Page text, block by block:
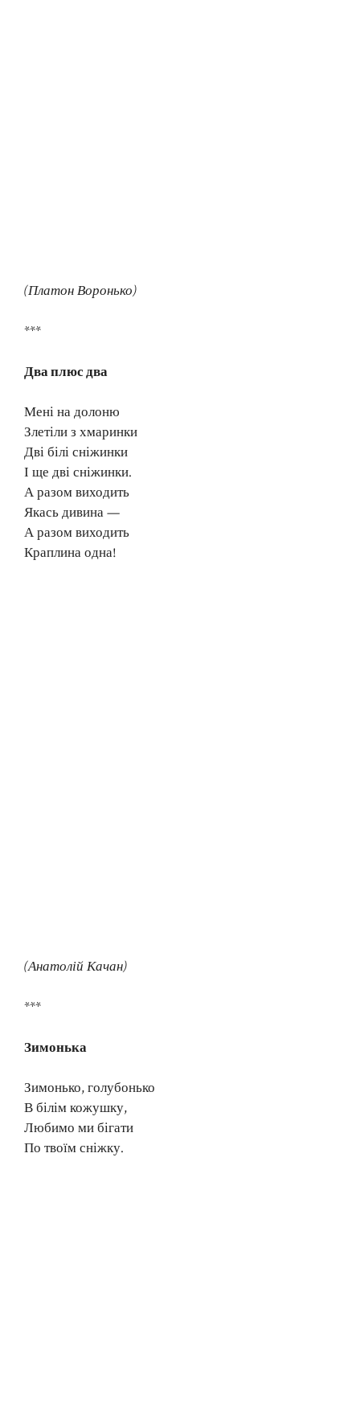
(Платон Воронько)
***
Два плюс два
Мені на долоню
Злетіли з хмаринки
Дві білі сніжинки
І ще дві сніжинки.
А разом виходить
Якась дивина —
А разом виходить
Краплина одна!
(Анатолій Качан)
***
Зимонька
Зимонько, голубонько
В білім кожушку,
Любимо ми бігати
По твоїм сніжку.